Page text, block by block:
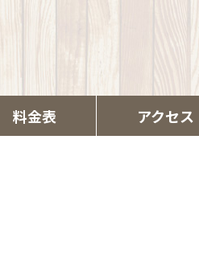
料金表 アクセス